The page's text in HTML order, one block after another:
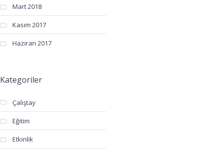
Mart 2018
Kasım 2017
Haziran 2017
Kategoriler
Çalıştay
Eğitim
Etkinlik